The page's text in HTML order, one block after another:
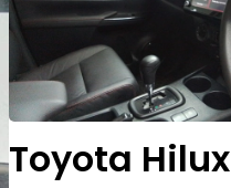
Toyota Hilux